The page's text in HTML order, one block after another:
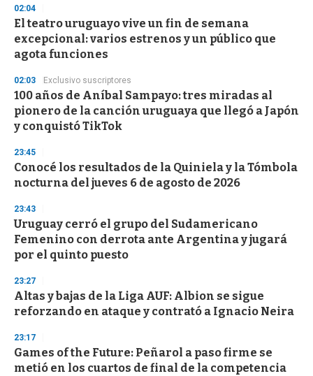
s
e
c
o
n
02:04
El teatro uruguayo vive un fin de semana
excepcional: varios estrenos y un público que
agota funciones
02:03 Exclusivo suscriptores
100 años de Aníbal Sampayo: tres miradas al
pionero de la canción uruguaya que llegó a Japón
y conquistó TikTok
23:45
Conocé los resultados de la Quiniela y la Tómbola
nocturna del jueves 6 de agosto de 2026
23:43
Uruguay cerró el grupo del Sudamericano
Femenino con derrota ante Argentina y jugará
por el quinto puesto
23:27
Altas y bajas de la Liga AUF: Albion se sigue
reforzando en ataque y contrató a Ignacio Neira
23:17
Games of the Future: Peñarol a paso firme se
metió en los cuartos de final de la competencia